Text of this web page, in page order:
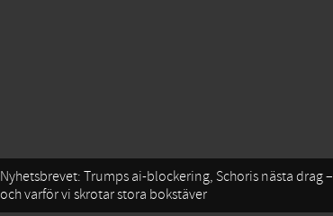
Nyhetsbrevet: Trumps ai-blockering, Schoris nästa drag –
och varför vi skrotar stora bokstäver